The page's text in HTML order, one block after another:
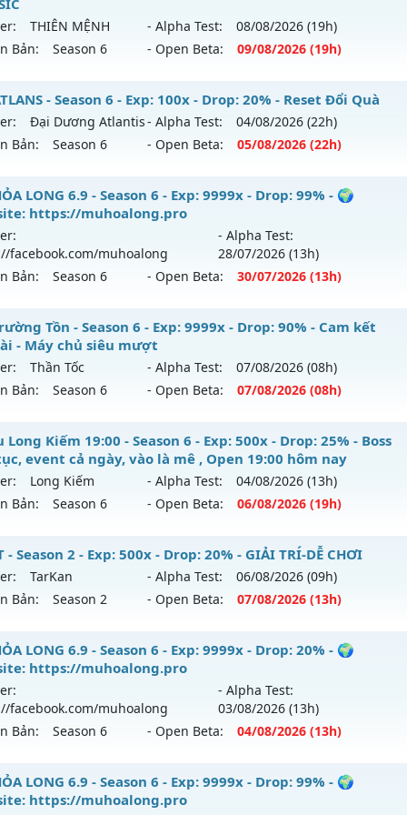
THIÊN MỆNH - Alpha Test: 08/08/2026 (19h)
Bản:
Season 6 - Open Beta: 09/08/2026 (19h)
THIÊN MỆNH - SEASON 6.3 CLASSIC
mới ra tháng 08 2026 - Mở máy chủTHIÊN MỆNH
reset: Reset In Game
loại: Mu Nguyên bản Webzen
Antihack chạy bằng cơm
- Season 6 - Exp: 100x - Drop: 20% - Reset Đổi Quà
Đại Dương Atlantis- Alpha Test: 04/08/2026 (22h)
Bản:
Season 6 - Open Beta: 05/08/2026 (22h)
ATLANS - Reset Đổi Quà
mới ra tháng 08 2026 - Mở máy chủ
Đại Dương Atlantis
2626
100x - Drop: 20%
loại: Mu Nguyên bản Webzen
Shark
LONG 6.9 - Season 6 - Exp: 9999x - Drop: 99% - 🌍
https://muhoalong.pro
facebook.com/muhoalong
- Alpha Test:
28/07/2026 (13h)
Bản:
Season 6 - Open Beta: 30/07/2026 (13h)
LONG 6.9 - 🌍 Website: https://muhoalong.pro
ra tháng 07 2026 - Mở máy chủ https://facebook.com/
30/07/2626
Non Reset
Mu Nguyên bản Webzen
Xshiel
Tồn - Season 6 - Exp: 9999x - Drop: 90% - Cam kết
- Máy chủ siêu mượt
Thần Tốc - Alpha Test: 07/08/2026 (08h)
Bản:
Season 6 - Open Beta: 07/08/2026 (08h)
Trường Tồn - Cam kết lâu dài - Máy chủ siêu mượt
mới ra tháng 08 2026 - Mở máy chủThần Tốcvào 08h
9999x - Drop: 90%
loại: Mu Nguyên bản Webzen
ICMPROTECT ✅ 🔴 ✨ ⚡️
Long Kiếm 19:00 - Season 6 - Exp: 500x - Drop: 25% - Boss
event cả ngày, vào là mê , Open 19:00 hôm nay
Long Kiếm - Alpha Test: 04/08/2026 (13h)
Bản:
Season 6 - Open Beta: 06/08/2026 (19h)
Long Kiếm 19:00 - Boss liên tục, event cả ngày, vào là
mới ra tháng 08 2026 - Mở máy chủLong Kiếmvào 19h
500x - Drop: 25%
reset: Reset In Game
loại: Mu Nguyên bản Webzen
VIP SHIELD
- Season 2 - Exp: 500x - Drop: 20% - GIẢI TRÍ-DỄ CHƠI
TarKan - Alpha Test: 06/08/2026 (09h)
Bản:
Season 2 - Open Beta: 07/08/2026 (13h)
- GIẢI TRÍ-DỄ CHƠI
mới ra tháng 08 2026 - Mở máy chủ
TarKan
500x - Drop: 20%
loại: Mu Nguyên bản Webzen
LONG 6.9 - Season 6 - Exp: 9999x - Drop: 20% - 🌍
https://muhoalong.pro
facebook.com/muhoalong
- Alpha Test:
03/08/2026 (13h)
Bản:
Season 6 - Open Beta: 04/08/2026 (13h)
LONG 6.9 - 🌍 Website: https://muhoalong.pro
LONG 6.9 - Season 6 - Exp: 9999x - Drop: 99% - 🌍
https://muhoalong.pro